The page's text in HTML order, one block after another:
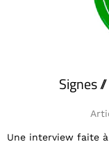
Signes
Une interview faite